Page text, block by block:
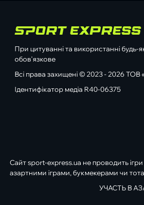
При цитуванні та використанні будь-
обов'язкове
Всі права захищені © 2023 - 2026
Ідентифікатор медіа R40-06375
Сайт sport-express.ua не проводить ігри
азартними іграми, букмекерами чи
УЧАСТЬ В